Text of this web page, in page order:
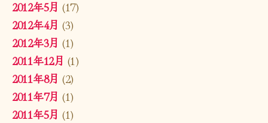
2012年5月 (17)
2012年4月 (3)
2012年3月 (1)
2011年12月 (1)
2011年8月 (2)
2011年7月 (1)
2011年5月 (1)